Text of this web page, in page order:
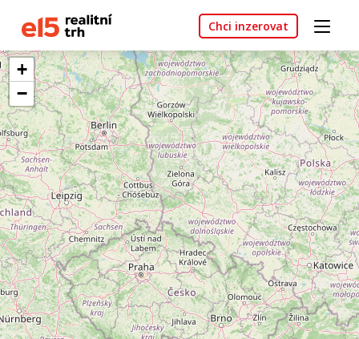
Chci inzerovat
+
−